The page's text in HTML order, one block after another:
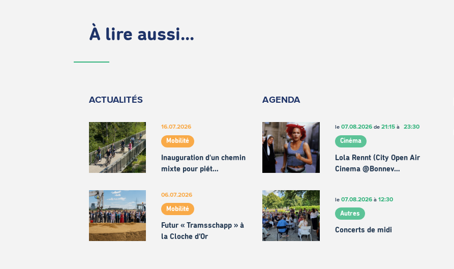
À lire aussi...
ACTUALITÉS
16.07.2026
Mobilité
Inauguration d'un chemin
mixte pour piét…
06.07.2026
Mobilité
Futur « Tramsschapp » à
la Cloche d’Or
AGENDA
le 07.08.2026de 21:15à 23:30
Cinéma
Lola Rennt (City Open Air
Cinema @Bonnev…
le 07.08.2026à 12:30
Autres
Concerts de midi